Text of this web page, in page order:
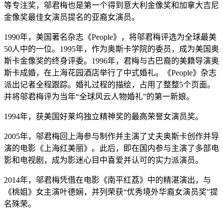
等专注奖，邬君梅也是第一个得到意大利金像奖和加拿大吉尼
金像奖最佳女演员提名的亚裔女演员。
1990年，美国著名杂志《People》，将邬君梅评选为全球最美
50人中的一位。1995年，作为奥斯卡学院的委员，成为美国奥
斯卡金像奖的终身评委。1996年，君梅与古巴裔的美籍导演奥
斯卡成婚，在上海花园酒店举行了中式婚礼。《People》杂志
派出记者全程跟踪。婚礼过程的描绘，占用了整整5个页面。
并将邬君梅评为当年“全球风云人物婚礼”的第一新娘。
1994年，获美国好莱坞独立精神奖的最高荣誉女演员奖。
2005年，邬君梅回上海参与制作并主演了丈夫奥斯卡创作并导
演的电影《上海红美丽》。此后，即在国内参与主演了多部电
影和电视剧，成为影迷心目中喜爱并认可的实力派演员。
2014年，邬君梅凭借在电影《南平红荔》中的精湛演出，与
《桃姐》女主演叶德娴，并列荣获“优秀境外华裔女演员奖”提
名殊荣。